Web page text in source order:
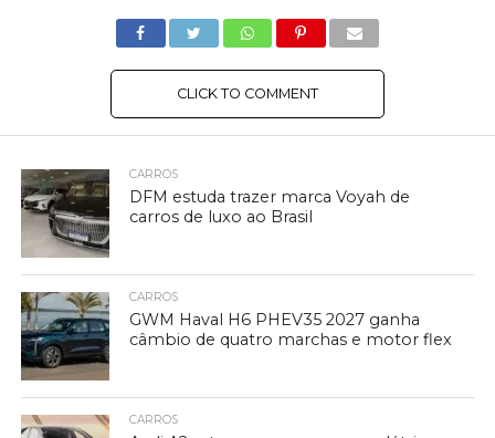
CLICK TO COMMENT
CARROS
DFM estuda trazer marca Voyah de
carros de luxo ao Brasil
CARROS
GWM Haval H6 PHEV35 2027 ganha
câmbio de quatro marchas e motor flex
CARROS